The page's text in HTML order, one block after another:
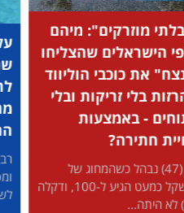
על בסיס מחקרים: שיטת
שחיית החתירה שמסייעת
לרבים להפחית עומסים
מהגוף ולשפר את איכות
החיים
ומפרקים, עייפות מתמשכת וקושי
לשמור על כושר....